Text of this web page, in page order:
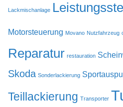
Lackmischanlage
Motorsteuerung Movano Nutzfahrzeug
Reparatur restauration
Skoda Sonderlackierung
Teillackierung Transporter